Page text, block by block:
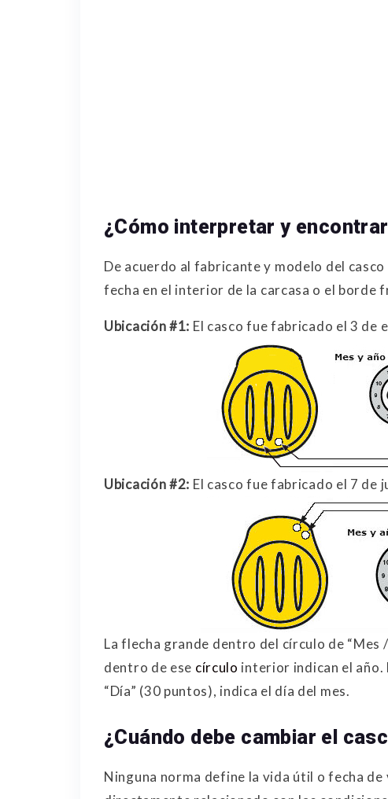
¿Cómo interpretar y
De acuerdo al fabricante y modelo del
fecha en el interior de la carcasa o el
Ubicación #1: El casco fue fabricado el 3 de
Ubicación #2: El casco fue fabricado el 7 de
La flecha grande dentro del círculo de “Mes
dentro de ese círculo interior indican el año.
“Día” (30 puntos), indica el día del mes.
¿Cuándo debe cambiar el
Ninguna norma define la vida útil o fecha